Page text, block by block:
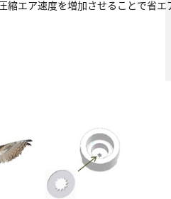
縮エア速度を増加させることで省エ